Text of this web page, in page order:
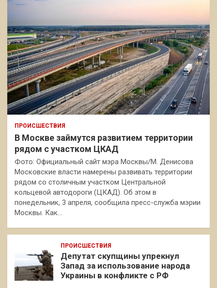
ПРОИСШЕСТВИЯ
В Москве займутся развитием территории
рядом с участком ЦКАД
Фото: Официальный сайт мэра Москвы/М. Денисова
Московские власти намерены развивать территории
рядом со столичным участком Центральной
кольцевой автодороги (ЦКАД). Об этом в
понедельник, 3 апреля, сообщила пресс-служба мэрии
Москвы. Как…
ПРОИСШЕСТВИЯ
Депутат скупщины упрекнул
Запад за использование народа
Украины в конфликте с РФ